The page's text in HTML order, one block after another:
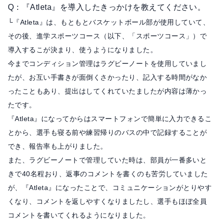
Q：『Atleta』を導入したきっかけを教えてください。
└『Atleta』は、もともとバスケットボール部が使用していて、
その後、進学スポーツコース（以下、「スポーツコース」）で
導入するこが決まり、使うようになりました。
今までコンディション管理はラグビーノートを使用していまし
たが、お互い手書きが面倒くさかったり、記入する時間がなか
ったこともあり、提出はしてくれていたましたが内容は薄かっ
たです。
『Atleta』になってからはスマートフォンで簡単に入力できるこ
とから、選手も寝る前や練習帰りのバスの中で記録することが
でき、報告率も上がりました。
また、ラグビーノートで管理していた時は、部員が一番多いと
きで40名程おり、返事のコメントを書くのも苦労していました
が、『Atleta』になったことで、コミュニケーションがとりやす
くなり、コメントを返しやすくなりましたし、選手もほぼ全員
コメントを書いてくれるようになりました。